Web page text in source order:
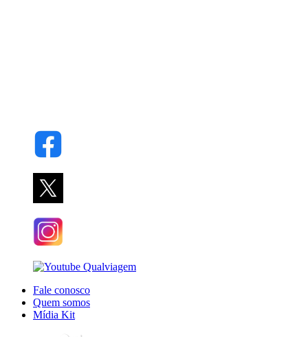
Fale conosco
Quem somos
Mídia Kit